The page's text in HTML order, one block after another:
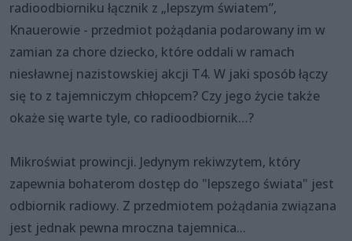
radioodbiorniku łącznik z „lepszym światem”,
Knauerowie - przedmiot pożądania podarowany im w
zamian za chore dziecko, które oddali w ramach
niesławnej nazistowskiej akcji T4. W jaki sposób łączy
się to z tajemniczym chłopcem? Czy jego życie także
okaże się warte tyle, co radioodbiornik…?
Mikroświat prowincji. Jedynym rekiwzytem, który
zapewnia bohaterom dostęp do "lepszego świata" jest
odbiornik radiowy. Z przedmiotem pożądania związana
jest jednak pewna mroczna tajemnica...